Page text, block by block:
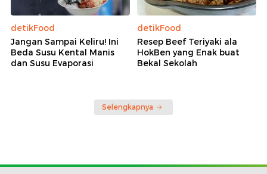
detikFood
Jangan Sampai Keliru! Ini
Beda Susu Kental Manis
dan Susu Evaporasi
detikFood
Resep Beef Teriyaki ala
HokBen yang Enak buat
Bekal Sekolah
Selengkapnya